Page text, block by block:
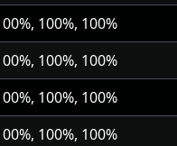
100%, 100%
100%, 100%
100%, 100%
100%, 100%